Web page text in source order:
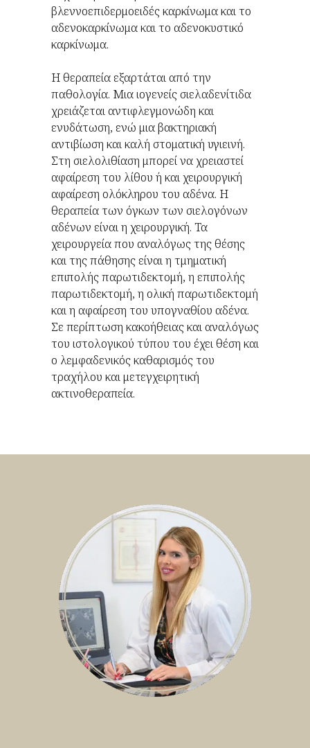
βλεννοεπιδερμοειδές καρκίνωμα και το
αδενοκαρκίνωμα και το αδενοκυστικό
καρκίνωμα.
Η θεραπεία εξαρτάται από την
παθολογία. Μια ιογενείς σιελαδενίτιδα
χρειάζεται αντιφλεγμονώδη και
ενυδάτωση, ενώ μια βακτηριακή
αντιβίωση και καλή στοματική υγιεινή.
Στη σιελολιθίαση μπορεί να χρειαστεί
αφαίρεση του λίθου ή και χειρουργική
αφαίρεση ολόκληρου του αδένα. Η
θεραπεία των όγκων των σιελογόνων
αδένων είναι η χειρουργική. Τα
χειρουργεία που αναλόγως της θέσης
και της πάθησης είναι η τμηματική
επιπολής παρωτιδεκτομή, η επιπολής
παρωτιδεκτομή, η ολική παρωτιδεκτομή
και η αφαίρεση του υπογναθίου αδένα.
Σε περίπτωση κακοήθειας και αναλόγως
του ιστολογικού τύπου του έχει θέση και
ο λεμφαδενικός καθαρισμός του
τραχήλου και μετεγχειρητική
ακτινοθεραπεία.